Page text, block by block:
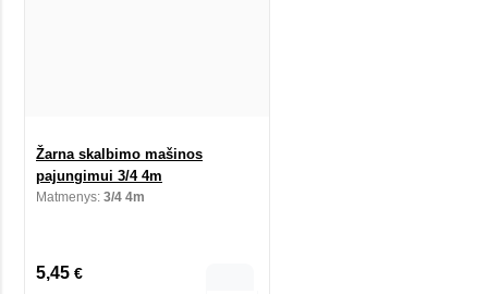
Žarna skalbimo mašinos
pajungimui 3/4 4m
Matmenys: 3/4 4m
5,45 €